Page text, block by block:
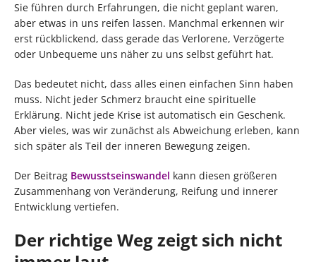
Sie führen durch Erfahrungen, die nicht geplant waren,
aber etwas in uns reifen lassen. Manchmal erkennen wir
erst rückblickend, dass gerade das Verlorene, Verzögerte
oder Unbequeme uns näher zu uns selbst geführt hat.
Das bedeutet nicht, dass alles einen einfachen Sinn haben
muss. Nicht jeder Schmerz braucht eine spirituelle
Erklärung. Nicht jede Krise ist automatisch ein Geschenk.
Aber vieles, was wir zunächst als Abweichung erleben, kann
sich später als Teil der inneren Bewegung zeigen.
Der Beitrag Bewusstseinswandel kann diesen größeren
Zusammenhang von Veränderung, Reifung und innerer
Entwicklung vertiefen.
Der richtige Weg zeigt sich nicht